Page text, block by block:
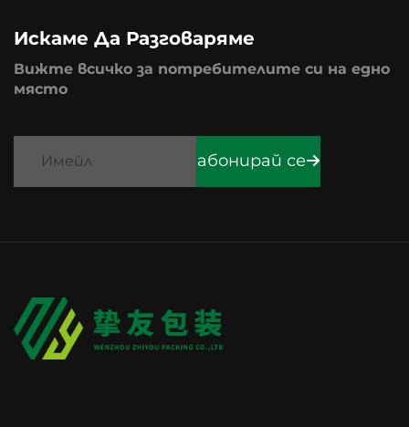
Искаме Да Разговаряме
Вижте всичко за потребителите си на едно
място
абонирай се